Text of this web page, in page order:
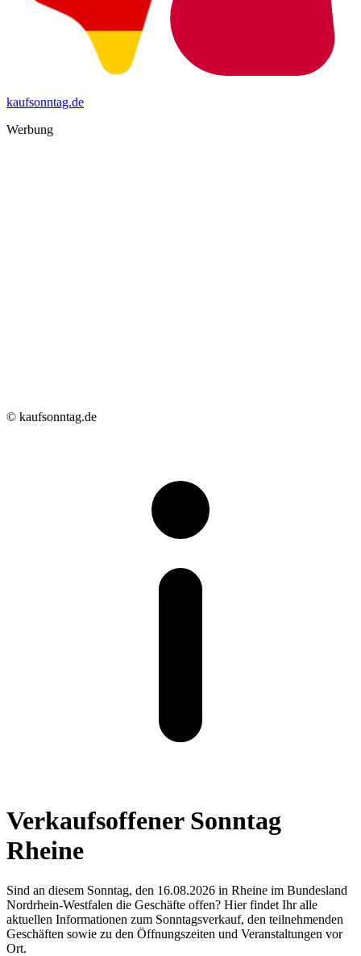
kaufsonntag.de
Werbung
© kaufsonntag.de
Verkaufsoffener Sonntag
Rheine
Sind an diesem Sonntag, den 16.08.2026 in Rheine im Bundesland
Nordrhein-Westfalen die Geschäfte offen? Hier findet Ihr alle
aktuellen Informationen zum Sonntagsverkauf, den teilnehmenden
Geschäften sowie zu den Öffnungszeiten und Veranstaltungen vor
Ort.